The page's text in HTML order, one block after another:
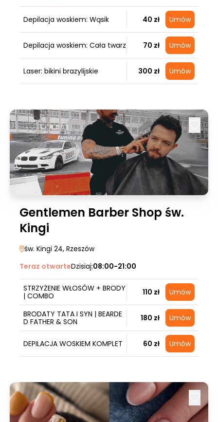
Depilacja woskiem: Wąsik 40 zł Umów
Depilacja woskiem: Cała twarz 70 zł Umów
Laser: bikini brazylijskie 300 zł Umów
Gentlemen Barber Shop św.
Kingi
św. Kingi 24, Rzeszów
Teraz otwarteDzisiaj:08:00-21:00
STRZYŻENIE WŁOSÓW + BRODY
| COMBO
110 zł Umów
BRODATY TATA I SYN | BEARDE
D FATHER & SON
180 zł Umów
DEPILACJA WOSKIEM KOMPLET 60 zł Umów